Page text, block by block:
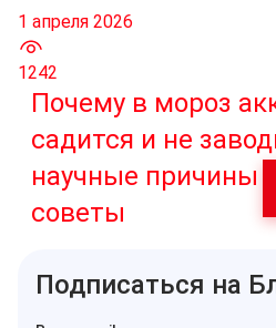
1 апреля 2026
1242
Почему в мороз
садится и не
научные причины
советы
Подписаться на